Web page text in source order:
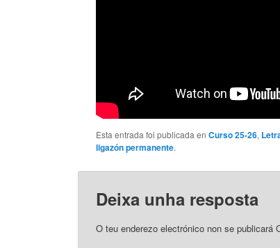
Esta entrada foi publicada en Curso 25-26,
ligazón permanente.
Deixa unha resposta
O teu enderezo electrónico non se publicará